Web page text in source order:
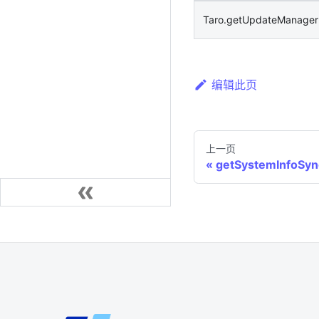
Taro.getUpdateManager
编辑此页
上一页